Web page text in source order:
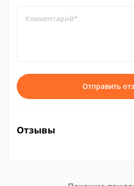
Комментарий*
Отправить
Отзывы